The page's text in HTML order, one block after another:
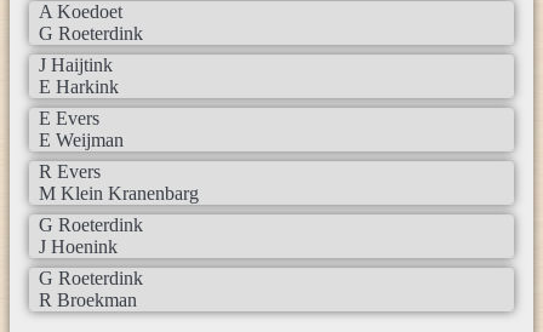
A Koedoet
G Roeterdink
J Haijtink
E Harkink
E Evers
E Weijman
R Evers
M Klein Kranenbarg
G Roeterdink
J Hoenink
G Roeterdink
R Broekman